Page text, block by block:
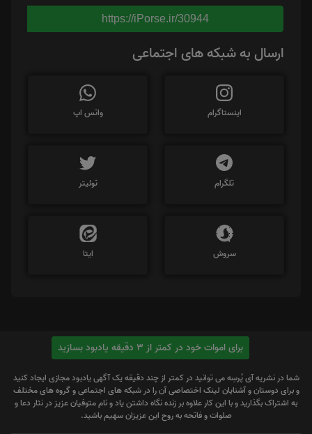
https://iPorse.ir/30944
ارسال به شبکه های اجتماعی
اینستاگرام واتس اپ
تلگرام توئیتر
سروش ایتا
برای اموات خود در کمتر از 3 دقیقه یادبود بسازید
شما در نشریه آی پُرسِه می توانید در کمتر از چند دقیقه یک آگهی یادبود مجازی ایجاد کنید
و برای دوستان و آشنایان لینک اختصاصی آن را در شبکه های اجتماعی و گروه های مختلف
به اشتراک بگذارید و با این کار علاوه بر زنده نگاه داشتن یاد و نام متوفیان عزیز در نثار دعا و
صلوات و فاتحه به روح این عزیزان سهیم باشید.